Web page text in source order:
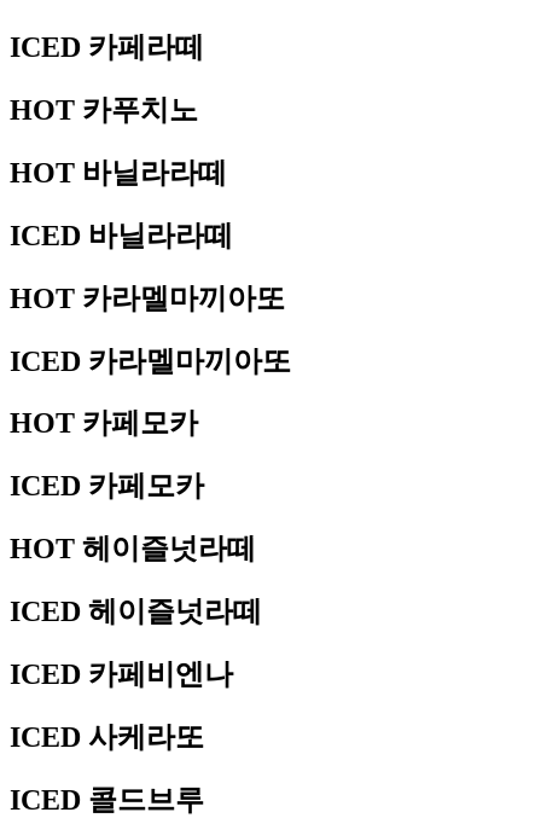
ICED 카페라떼
HOT 카푸치노
HOT 바닐라라떼
ICED 바닐라라떼
HOT 카라멜마끼아또
ICED 카라멜마끼아또
HOT 카페모카
ICED 카페모카
HOT 헤이즐넛라떼
ICED 헤이즐넛라떼
ICED 카페비엔나
ICED 사케라또
ICED 콜드브루